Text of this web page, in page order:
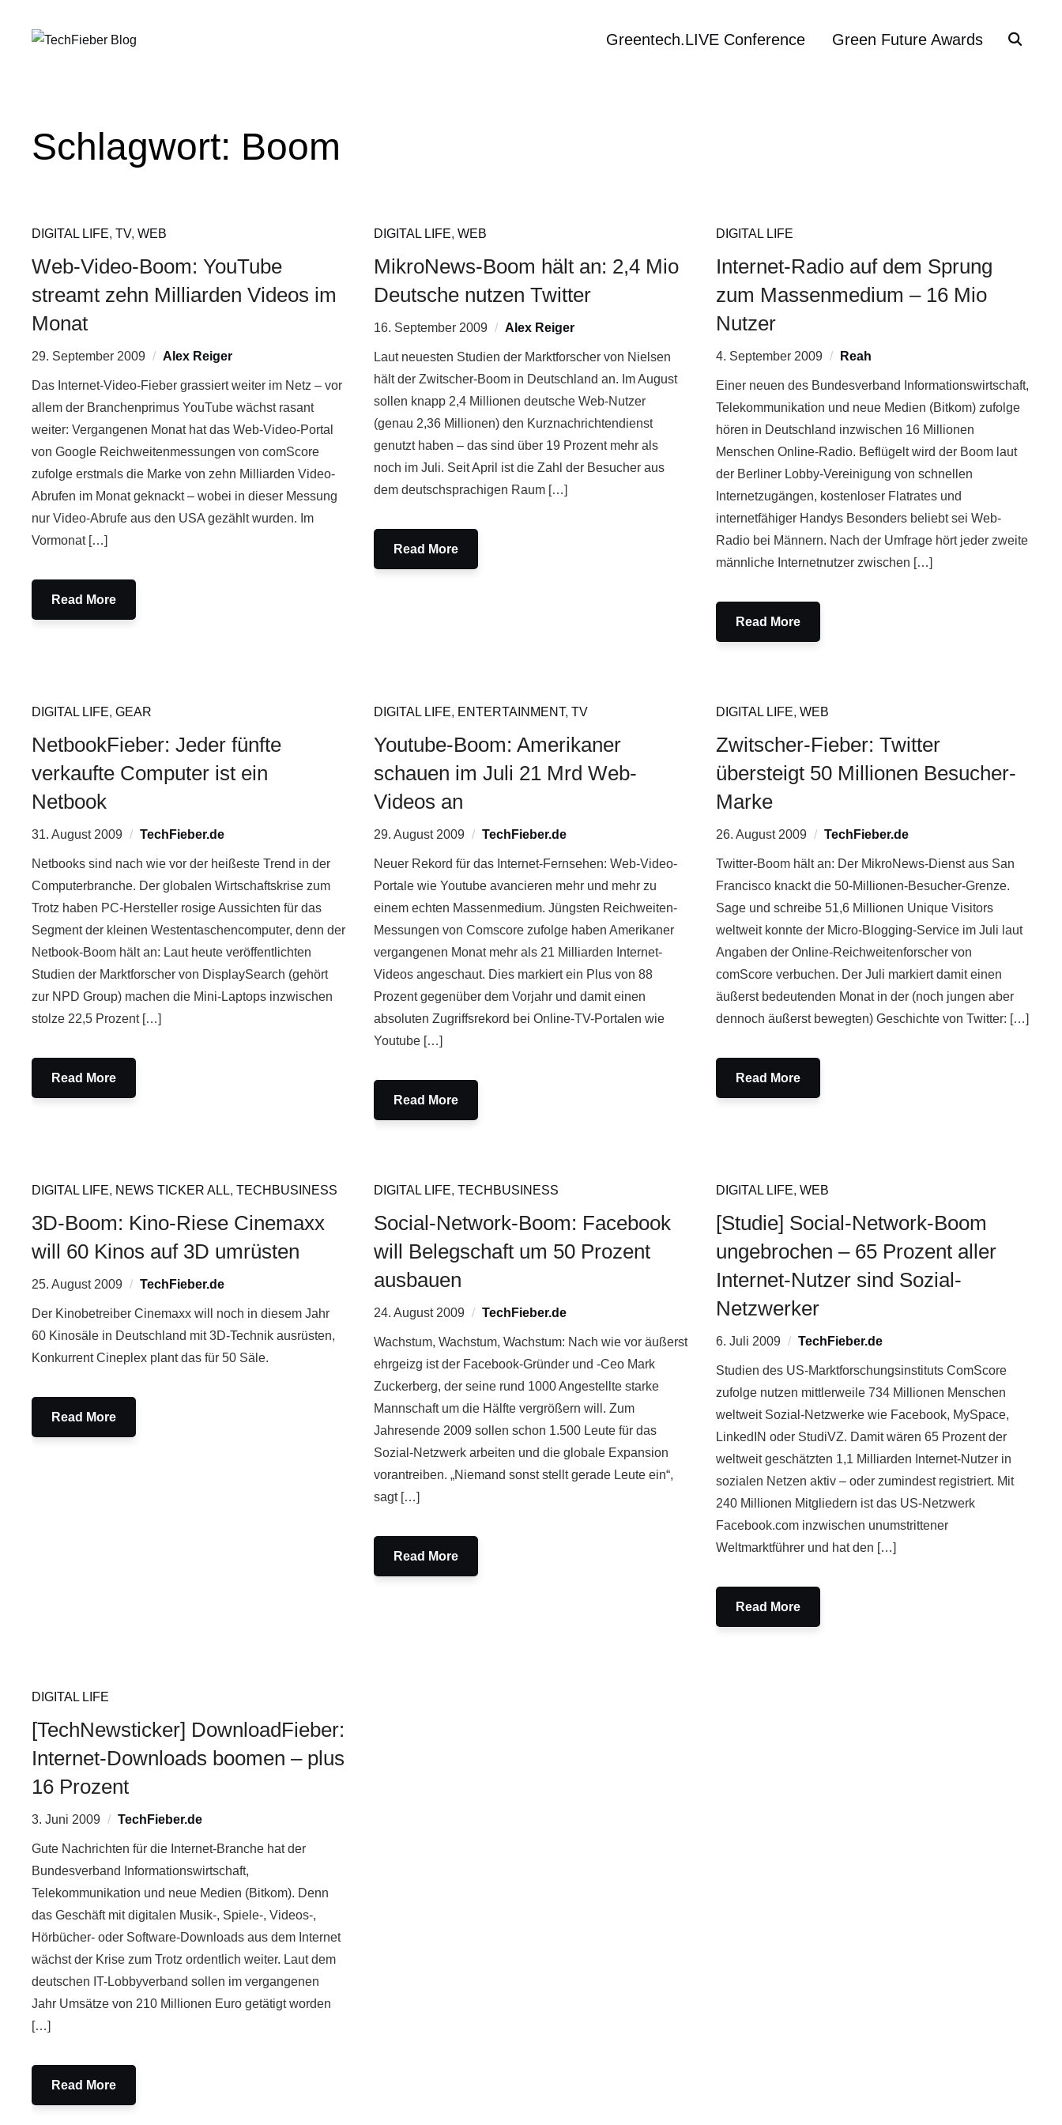
Greentech.LIVE Conference Green Future Awards
Schlagwort: Boom
DIGITAL LIFE,TV,WEB
Web-Video-Boom: YouTube
streamt zehn Milliarden Videos im
Monat
29. September 2009 Alex Reiger
Das Internet-Video-Fieber grassiert weiter im Netz – vor
allem der Branchenprimus YouTube wächst rasant
weiter: Vergangenen Monat hat das Web-Video-Portal
von Google Reichweitenmessungen von comScore
zufolge erstmals die Marke von zehn Milliarden Video-
Abrufen im Monat geknackt – wobei in dieser Messung
nur Video-Abrufe aus den USA gezählt wurden. Im
Vormonat […]
Read More
DIGITAL LIFE, WEB
MikroNews-Boom hält an: 2,4 Mio
Deutsche nutzen Twitter
16. September 2009 Alex Reiger
Laut neuesten Studien der Marktforscher von Nielsen
hält der Zwitscher-Boom in Deutschland an. Im August
sollen knapp 2,4 Millionen deutsche Web-Nutzer
(genau 2,36 Millionen) den Kurznachrichtendienst
genutzt haben – das sind über 19 Prozent mehr als
noch im Juli. Seit April ist die Zahl der Besucher aus
dem deutschsprachigen Raum […]
Read More
DIGITAL LIFE
Internet-Radio auf dem Sprung
zum Massenmedium – 16 Mio
Nutzer
4. September 2009 Reah
Einer neuen des Bundesverband Informationswirtschaft,
Telekommunikation und neue Medien (Bitkom) zufolge
hören in Deutschland inzwischen 16 Millionen
Menschen Online-Radio. Beflügelt wird der Boom laut
der Berliner Lobby-Vereinigung von schnellen
Internetzugängen, kostenloser Flatrates und
internetfähiger Handys Besonders beliebt sei Web-
Radio bei Männern. Nach der Umfrage hört jeder zweite
männliche Internetnutzer zwischen […]
Read More
DIGITAL LIFE,GEAR
NetbookFieber: Jeder fünfte
verkaufte Computer ist ein
Netbook
31. August 2009 TechFieber.de
Netbooks sind nach wie vor der heißeste Trend in der
Computerbranche. Der globalen Wirtschaftskrise zum
Trotz haben PC-Hersteller rosige Aussichten für das
Segment der kleinen Westentaschencomputer, denn der
Netbook-Boom hält an: Laut heute veröffentlichten
Studien der Marktforscher von DisplaySearch (gehört
zur NPD Group) machen die Mini-Laptops inzwischen
stolze 22,5 Prozent […]
Read More
DIGITAL LIFE, ENTERTAINMENT, TV
Youtube-Boom: Amerikaner
schauen im Juli 21 Mrd Web-
Videos an
29. August 2009 TechFieber.de
Neuer Rekord für das Internet-Fernsehen: Web-Video-
Portale wie Youtube avancieren mehr und mehr zu
einem echten Massenmedium. Jüngsten Reichweiten-
Messungen von Comscore zufolge haben Amerikaner
vergangenen Monat mehr als 21 Milliarden Internet-
Videos angeschaut. Dies markiert ein Plus von 88
Prozent gegenüber dem Vorjahr und damit einen
absoluten Zugriffsrekord bei Online-TV-Portalen wie
Youtube […]
Read More
DIGITAL LIFE, WEB
Zwitscher-Fieber: Twitter
übersteigt 50 Millionen Besucher-
Marke
26. August 2009 TechFieber.de
Twitter-Boom hält an: Der MikroNews-Dienst aus San
Francisco knackt die 50-Millionen-Besucher-Grenze.
Sage und schreibe 51,6 Millionen Unique Visitors
weltweit konnte der Micro-Blogging-Service im Juli laut
Angaben der Online-Reichweitenforscher von
comScore verbuchen. Der Juli markiert damit einen
äußerst bedeutenden Monat in der (noch jungen aber
dennoch äußerst bewegten) Geschichte von Twitter: […]
Read More
DIGITAL LIFE, NEWS TICKER ALL,TECHBUSINESS
3D-Boom: Kino-Riese Cinemaxx
will 60 Kinos auf 3D umrüsten
25. August 2009 TechFieber.de
Der Kinobetreiber Cinemaxx will noch in diesem Jahr
60 Kinosäle in Deutschland mit 3D-Technik ausrüsten,
Konkurrent Cineplex plant das für 50 Säle.
Read More
DIGITAL LIFE, TECHBUSINESS
Social-Network-Boom: Facebook
will Belegschaft um 50 Prozent
ausbauen
24. August 2009 TechFieber.de
Wachstum, Wachstum, Wachstum: Nach wie vor äußerst
ehrgeizg ist der Facebook-Gründer und -Ceo Mark
Zuckerberg, der seine rund 1000 Angestellte starke
Mannschaft um die Hälfte vergrößern will. Zum
Jahresende 2009 sollen schon 1.500 Leute für das
Sozial-Netzwerk arbeiten und die globale Expansion
vorantreiben. „Niemand sonst stellt gerade Leute ein“,
sagt […]
Read More
DIGITAL LIFE, WEB
[Studie] Social-Network-Boom
ungebrochen – 65 Prozent aller
Internet-Nutzer sind Sozial-
Netzwerker
6. Juli 2009 TechFieber.de
Studien des US-Marktforschungsinstituts ComScore
zufolge nutzen mittlerweile 734 Millionen Menschen
weltweit Sozial-Netzwerke wie Facebook, MySpace,
LinkedIN oder StudiVZ. Damit wären 65 Prozent der
weltweit geschätzten 1,1 Milliarden Internet-Nutzer in
sozialen Netzen aktiv – oder zumindest registriert. Mit
240 Millionen Mitgliedern ist das US-Netzwerk
Facebook.com inzwischen unumstrittener
Weltmarktführer und hat den […]
Read More
DIGITAL LIFE
[TechNewsticker] DownloadFieber:
Internet-Downloads boomen – plus
16 Prozent
3. Juni 2009 TechFieber.de
Gute Nachrichten für die Internet-Branche hat der
Bundesverband Informationswirtschaft,
Telekommunikation und neue Medien (Bitkom). Denn
das Geschäft mit digitalen Musik-, Spiele-, Videos-,
Hörbücher- oder Software-Downloads aus dem Internet
wächst der Krise zum Trotz ordentlich weiter. Laut dem
deutschen IT-Lobbyverband sollen im vergangenen
Jahr Umsätze von 210 Millionen Euro getätigt worden
[…]
Read More